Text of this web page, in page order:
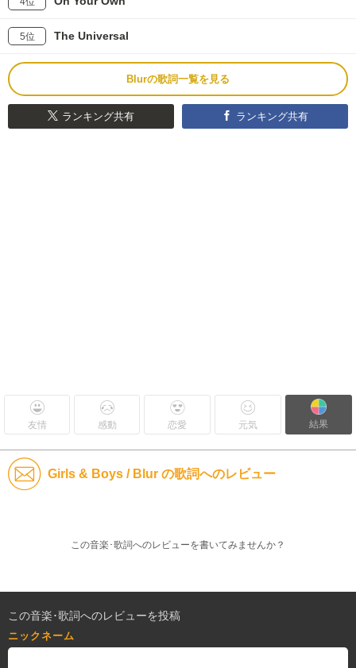
5位 The Universal
Blurの歌詞一覧を見る
ランキング共有 ランキング共有
友情 感動 恋愛 元気 結果
Girls & Boys / Blur の歌詞へのレビュー
この音楽･歌詞へのレビューを書いてみませんか？
この音楽･歌詞へのレビューを投稿
ニックネーム